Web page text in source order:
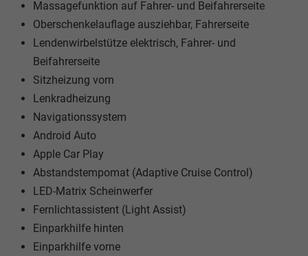
Massagefunktion auf Fahrer- und Beifahrerseite
Oberschenkelauflage ausziehbar, Fahrerseite
Lendenwirbelstütze elektrisch, Fahrer- und
Beifahrerseite
Sitzheizung vorn
Lenkradheizung
Navigationssystem
Android Auto
Apple Car Play
Abstandstempomat (Adaptive Cruise Control)
LED-Matrix Scheinwerfer
Fernlichtassistent (Light Assist)
Einparkhilfe hinten
Einparkhilfe vorne